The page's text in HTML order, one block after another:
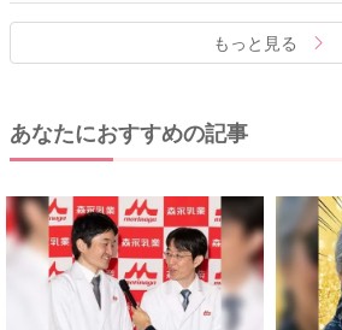
もっと見る
あなたにおすすめの記事